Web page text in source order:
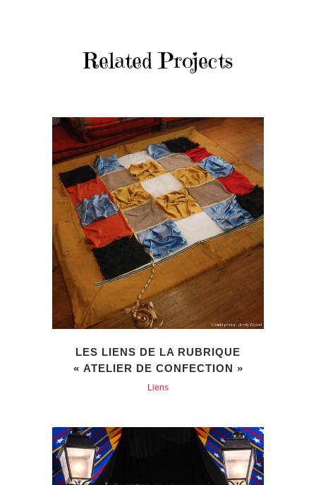
Related Projects
LES LIENS DE LA RUBRIQUE
« ATELIER DE CONFECTION »
Liens